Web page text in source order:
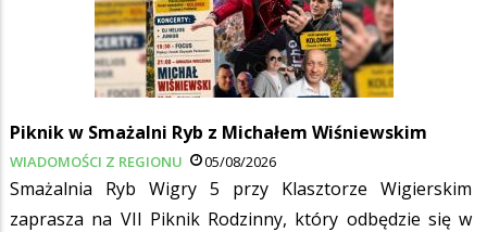
Piknik w Smażalni Ryb z Michałem Wiśniewskim
WIADOMOŚCI Z REGIONU 05/08/2026
Smażalnia Ryb Wigry 5 przy Klasztorze Wigierskim
zaprasza na VII Piknik Rodzinny, który odbędzie się w